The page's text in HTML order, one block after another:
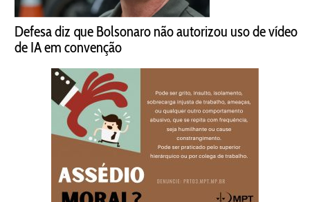
Defesa diz que Bolsonaro não autorizou uso de vídeo
de IA em convenção